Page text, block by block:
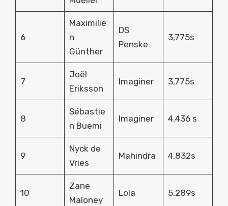
6
Maximilie
n
Günther
DS
Penske
3,775s
7
Joël
Eriksson
Imaginer 3,775s
8
Sébastie
n Buemi
Imaginer 4,436 s
9
Nyck de
Vries
Mahindra 4,832s
10
Zane
Maloney
Lola 5,289s